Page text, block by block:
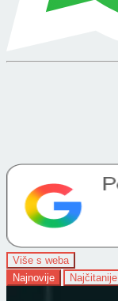
Više s weba
Najnovije
Najčitanije